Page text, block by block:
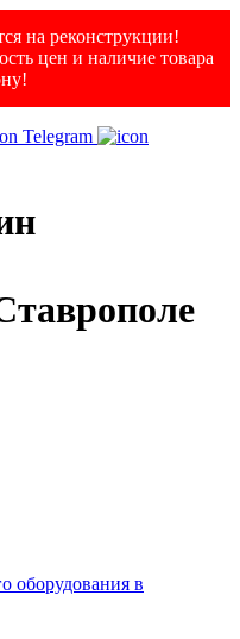
на реконструкции!
цен и наличие товара
Telegram